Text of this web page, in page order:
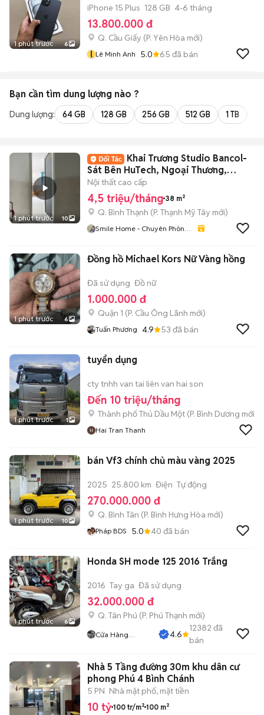
1 phút trước 6
iPhone 15 Plus 128 GB 4-6 tháng
13.800.000 đ
Q. Cầu Giấy (P. Yên Hòa mới)
l Lê Minh Anh 5.0 65 đã bán
Bạn cần tìm dung lượng nào ?
Dung lượng: 64 GB 128 GB 256 GB 512 GB 1 TB
1 phút trước 10
Khai Trương Studio Bancol-
Sát Bên HuTech, Ngoại Thương,
GTVT
Nội thất cao cấp
4,5 triệu/tháng 38 m²
Q. Bình Thạnh (P. Thạnh Mỹ Tây mới)
Smile Home - Chuyên Phòng
1 phút trước 6
Đồng hồ Michael Kors Nữ Vàng hồng
Đã sử dụng Đồ nữ
1.000.000 đ
Quận 1 (P. Cầu Ông Lãnh mới)
Tuấn Phương 4.9 53 đã bán
1 phút trước 1
tuyển dụng
cty tnhh van tai liên van hai son
Đến 10 triệu/tháng
Thành phố Thủ Dầu Một (P. Bình Dương mới)
Hai Tran Thanh
1 phút trước 10
bán Vf3 chính chủ màu vàng 2025
2025 25.800 km Điện Tự động
270.000.000 đ
Q. Bình Tân (P. Bình Hưng Hòa mới)
Pháp BDS 5.0 40 đã bán
1 phút trước 6
Honda SH mode 125 2016 Trắng
2016 Tay ga Đã sử dụng
32.000.000 đ
Q. Tân Phú (P. Phú Thạnh mới)
Cửa Hàng
4.6
12382 đã
bán
Nhà 5 Tầng đường 30m khu dân cư
phong Phú 4 Bình Chánh
5 PN Nhà mặt phố, mặt tiền
10 tỷ 100 tr/m² 100 m²